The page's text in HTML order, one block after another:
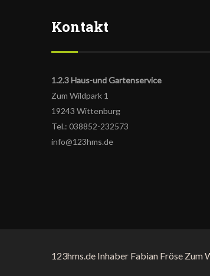
Kontakt
1.2.3 Haus-und Gartenservice
Zum Wildpark 1
19243 Wittenburg
Tel.: 038852-232573
info@123hms.de
123hms.de Inhaber Fabian Fröse